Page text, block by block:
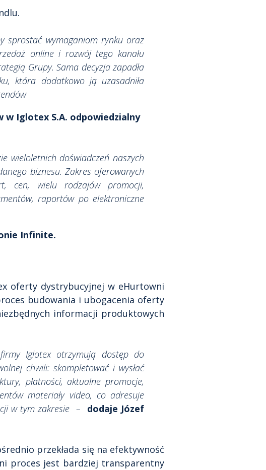
sprostać wymaganiom rynku oraz
online i rozwój tego kanału
Grupy. Sama decyzja zapadła
która dodatkowo ją uzasadniła
Iglotex S.A. odpowiedzialny
wieloletnich doświadczeń naszych
biznesu. Zakres oferowanych
cen, wielu rodzajów promocji,
raportów po elektroniczne
Infinite.
oferty dystrybucyjnej w eHurtowni
budowania i ubogacenia oferty
informacji produktowych
Iglotex otrzymują dostęp do
chwili: skompletować i wysłać
płatności, aktualne promocje,
materiały video, co adresuje
w tym zakresie – dodaje Józef
przekłada się na efektywność
proces jest bardziej transparentny